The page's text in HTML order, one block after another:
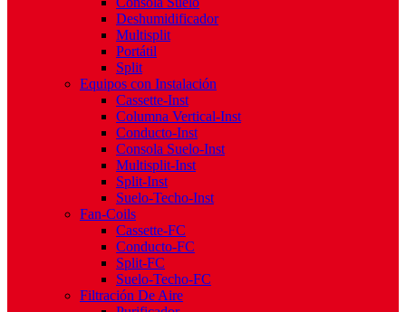
Deshumidificador
Multisplit
Portátil
Split
Equipos con Instalación
Cassette-Inst
Columna Vertical-Inst
Conducto-Inst
Consola Suelo-Inst
Multisplit-Inst
Split-Inst
Suelo-Techo-Inst
Fan-Coils
Cassette-FC
Conducto-FC
Split-FC
Suelo-Techo-FC
Filtración De Aire